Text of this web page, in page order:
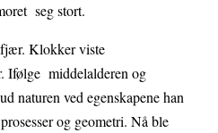
seg stort.
Klokker viste
Ifølge middelalderen og
naturen ved egenskapene han
og geometri. Nå ble